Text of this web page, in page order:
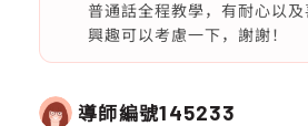
普通話全程教學，有耐心以
興趣可以考慮一下，謝謝！
導師編號145233